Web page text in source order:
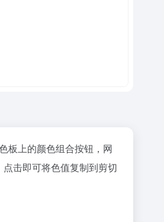
板上的颜色组合按钮，网
击即可将色值复制到剪切